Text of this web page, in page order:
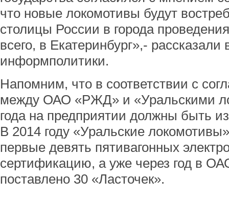
что новые локомотивы будут
столицы России в города
всего, в Екатеринбург»,- рассказали
информполитики.
Напомним, что в соответствии с
между ОАО «РЖД» и «Уральскими
года на предприятии должны быть
В 2014 году «Уральские
первые девять пятивагонных
сертификацию, а уже через год в
поставлено 30 «Ласточек».